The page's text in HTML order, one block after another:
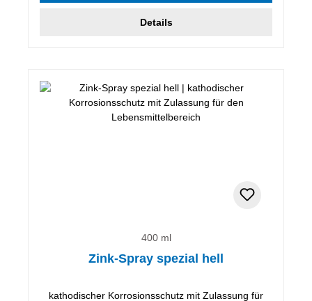
Details
400 ml
Zink-Spray spezial hell
kathodischer Korrosionsschutz mit Zulassung für